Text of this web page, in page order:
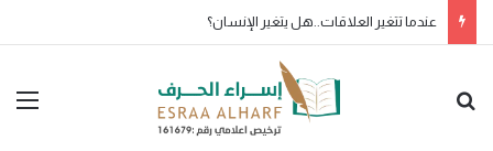
عندما تتغير العلاقات..هل يتغير الإنسان؟